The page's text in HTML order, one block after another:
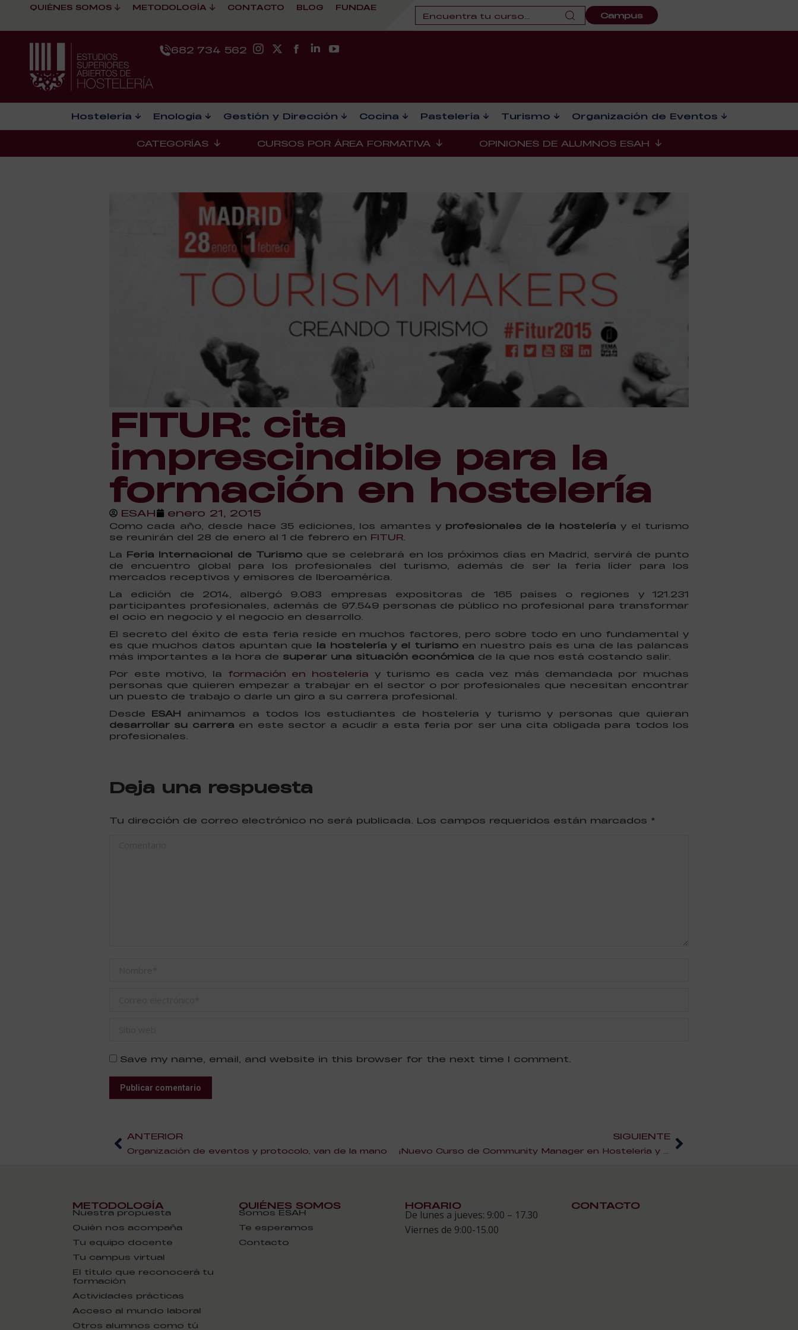
QUIÉNES SOMOS METODOLOGÍA CONTACTO BLOG FUNDAE
Campus
682 734 562
Hostelería Enología Gestión y Dirección Cocina Pastelería Turismo Organización de Eventos
CATEGORÍAS CURSOS POR ÁREA FORMATIVA OPINIONES DE ALUMNOS ESAH
FITUR: cita
imprescindible para la
formación en hostelería
ESAH enero 21, 2015
Como cada año, desde hace 35 ediciones, los amantes y profesionales de la hostelería y el turismo
se reunirán del 28 de enero al 1 de febrero en FITUR.
La Feria Internacional de Turismoque se celebrará en los próximos días en Madrid, servirá de punto
de encuentro global para los profesionales del turismo, además de ser la feria líder para los
mercados receptivos y emisores de Iberoamérica.
La edición de 2014, albergó 9.083 empresas expositoras de 165 países o regiones y 121.231
participantes profesionales, además de 97.549 personas de público no profesional para transformar
el ocio en negocio y el negocio en desarrollo.
El secreto del éxito de esta feria reside en muchos factores, pero sobre todo en uno fundamental y
es que muchos datos apuntan que la hostelería y el turismoen nuestro país es una de las palancas
más importantes a la hora de superar una situación económica de la que nos está costando salir.
Por este motivo, la formación en hostelería y turismo es cada vez más demandada por muchas
personas que quieren empezar a trabajar en el sector o por profesionales que necesitan encontrar
un puesto de trabajo o darle un giro a su carrera profesional.
Desde ESAH animamos a todos los estudiantes de hostelería y turismo y personas que quieran
desarrollar su carrera en este sector a acudir a esta feria por ser una cita obligada para todos los
profesionales.
Deja una respuesta
Tu dirección de correo electrónico no será publicada. Los campos requeridos están marcados *
Save my name, email, and website in this browser for the next time I comment.
Publicar comentario
ANTERIOR
Organización de eventos y protocolo, van de la mano
SIGUIENTE
¡Nuevo Curso de Community Manager en Hostelería y Turismo!
METODOLOGÍA
Nuestra propuesta
Quién nos acompaña
Tu equipo docente
Tu campus virtual
El título que reconocerá tu
formación
Actividades prácticas
Acceso al mundo laboral
Otros alumnos como tú
QUIÉNES SOMOS
Somos ESAH
Te esperamos
Contacto
HORARIO
De lunes a jueves: 9:00 – 17.30
Viernes de 9:00-15.00
CONTACTO